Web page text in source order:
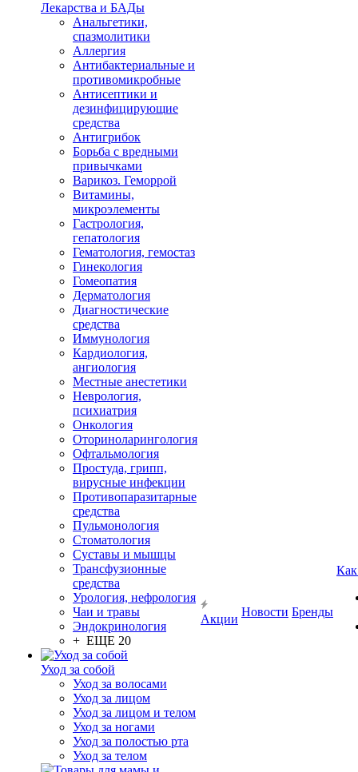
Лекарства и БАДы
Анальгетики,
спазмолитики
Аллергия
Антибактериальные и
противомикробные
Антисептики и
дезинфицирующие
средства
Антигрибок
Борьба с вредными
привычками
Варикоз. Геморрой
Витамины,
микроэлементы
Гастрология,
гепатология
Гематология, гемостаз
Гинекология
Гомеопатия
Дерматология
Диагностические
средства
Иммунология
Кардиология,
ангиология
Местные анестетики
Неврология,
психиатрия
Онкология
Оториноларингология
Офтальмология
Простуда, грипп,
вирусные инфекции
Противопаразитарные
средства
Пульмонология
Стоматология
Суставы и мышцы
Трансфузионные
средства
Урология, нефрология
Чаи и травы
Эндокринология
+ ЕЩЕ 20
Уход за собой
Уход за волосами
Уход за лицом
Уход за лицом и телом
Уход за ногами
Уход за полостью рта
Уход за телом
Акции
Новости Бренды